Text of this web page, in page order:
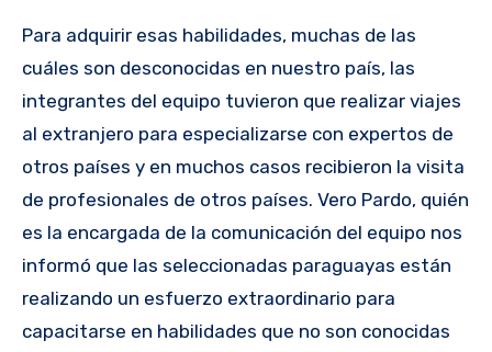
Para adquirir esas habilidades, muchas de las
cuáles son desconocidas en nuestro país, las
integrantes del equipo tuvieron que realizar viajes
al extranjero para especializarse con expertos de
otros países y en muchos casos recibieron la visita
de profesionales de otros países. Vero Pardo, quién
es la encargada de la comunicación del equipo nos
informó que las seleccionadas paraguayas están
realizando un esfuerzo extraordinario para
capacitarse en habilidades que no son conocidas